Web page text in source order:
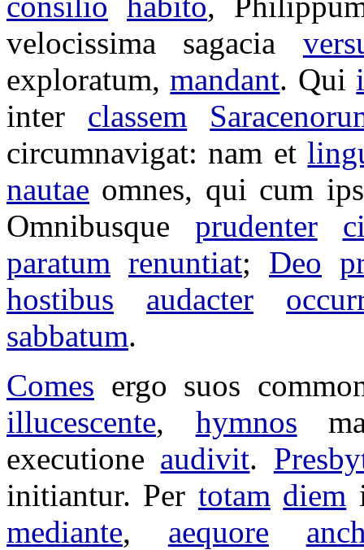
velocissima
sagacia
exploratum,mandant. Qui
inter classem
circumnavigat: nam et
nautae omnes, qui cum
Omnibusque
prudenter
paratum renuntiat; Deo
hostibus
audacter
sabbatum.
Comes ergo suos
illucescente, hymnos
executione audivit.
initiantur. Per totam diem
mediante, aequore